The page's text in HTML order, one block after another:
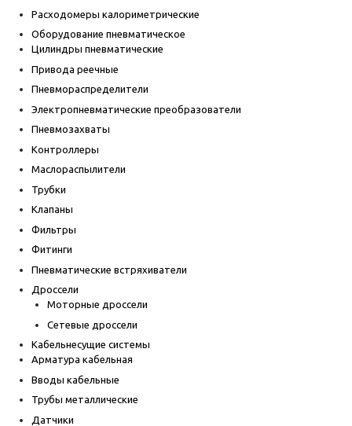
Расходомеры калориметрические
Оборудование пневматическое
Цилиндры пневматические
Привода реечные
Пневмораспределители
Электропневматические преобразователи
Пневмозахваты
Контроллеры
Маслораспылители
Трубки
Клапаны
Фильтры
Фитинги
Пневматические встряхиватели
Дроссели
Моторные дроссели
Сетевые дроссели
Кабельнесущие системы
Арматура кабельная
Вводы кабельные
Трубы металлические
Датчики